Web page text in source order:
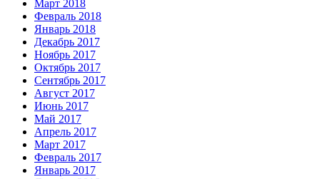
Март 2018
Февраль 2018
Январь 2018
Декабрь 2017
Ноябрь 2017
Октябрь 2017
Сентябрь 2017
Август 2017
Июнь 2017
Май 2017
Апрель 2017
Март 2017
Февраль 2017
Январь 2017